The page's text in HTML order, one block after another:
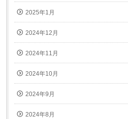
2025年1月
2024年12月
2024年11月
2024年10月
2024年9月
2024年8月